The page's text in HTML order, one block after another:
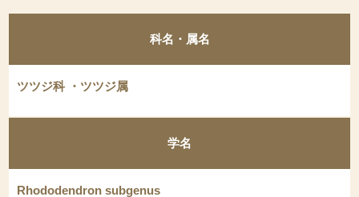
科名・属名
ツツジ科 ・ツツジ属
学名
Rhododendron subgenus